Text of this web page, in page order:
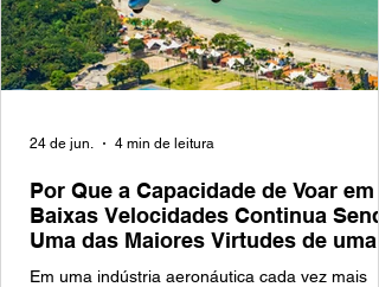
Por Que a Capacidade de Voar em
Baixas Velocidades Continua
Uma das Maiores Virtudes de uma
Aeronave
Em uma indústria aeronáutica cada vez mais
24 de jun. 4 min de leitura